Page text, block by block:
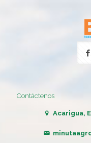
Contáctenos
Acarigua,